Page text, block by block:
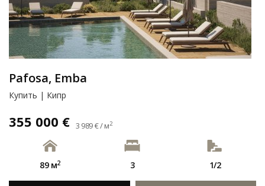
Pafosa, Emba
Купить | Кипр
355 000 € 3 989 € / м2
89 м2 3 1/2